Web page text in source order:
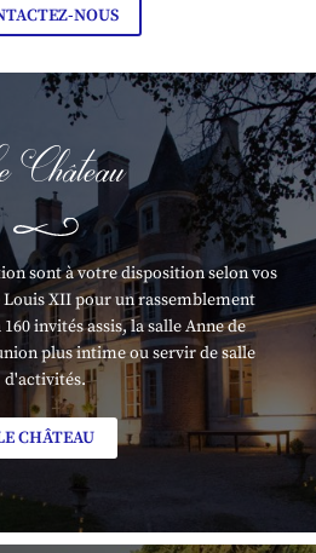
NOUS
sont à votre disposition selon vos
Louis XII pour un rassemblement
invités assis, la salle Anne de
plus intime ou servir de salle
d'activités.
CHÂTEAU